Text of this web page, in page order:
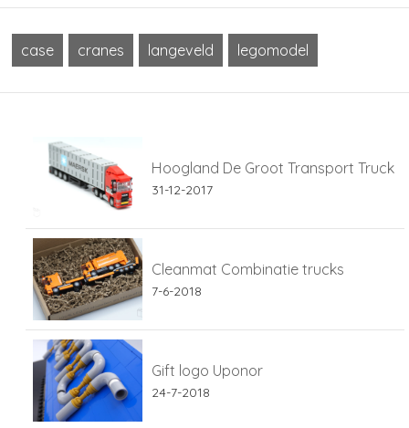
case cranes langeveld legomodel
Hoogland De Groot Transport Truck
31-12-2017
Cleanmat Combinatie trucks
7-6-2018
Gift logo Uponor
24-7-2018